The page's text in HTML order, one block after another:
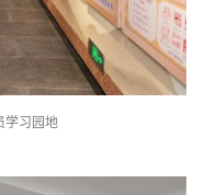
学习园地